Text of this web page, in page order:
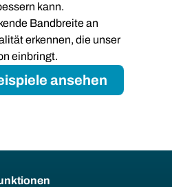
kann.
Bandbreite an
erkennen, die unser
einbringt.
ansehen